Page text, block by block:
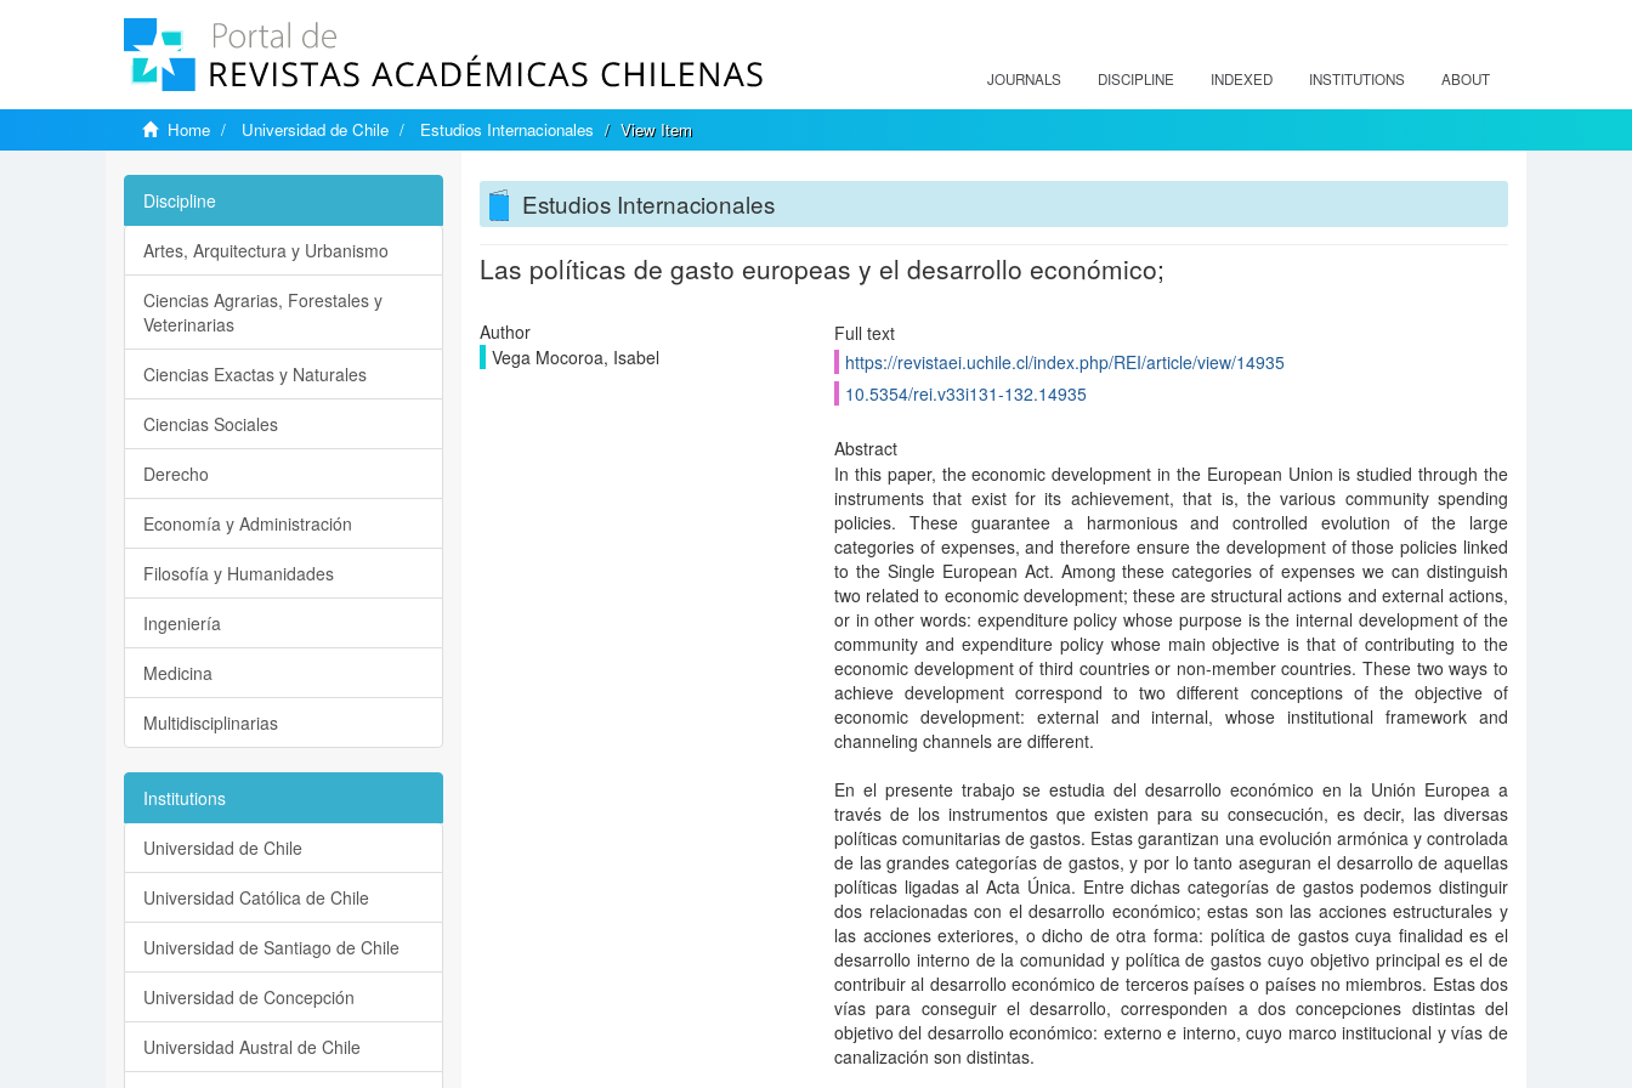
JOURNALS DISCIPLINE INDEXED INSTITUTIONS ABOUT
Home Universidad de Chile Estudios Internacionales View Item
Estudios Internacionales
Las políticas de gasto europeas y el desarrollo económico;
Author
Vega Mocoroa, Isabel
Full text
https://revistaei.uchile.cl/index.php/REI/article/view/14935
10.5354/rei.v33i131-132.14935
Abstract
In this paper, the economic development in the European Union is studied through the
instruments that exist for its achievement, that is, the various community spending
policies. These guarantee a harmonious and controlled evolution of the large
categories of expenses, and therefore ensure the development of those policies linked
to the Single European Act. Among these categories of expenses we can distinguish
two related to economic development; these are structural actions and external actions,
or in other words: expenditure policy whose purpose is the internal development of the
community and expenditure policy whose main objective is that of contributing to the
economic development of third countries or non-member countries. These two ways to
achieve development correspond to two different conceptions of the objective of
economic development: external and internal, whose institutional framework and
channeling channels are different.
En el presente trabajo se estudia del desarrollo económico en la Unión Europea a
través de los instrumentos que existen para su consecución, es decir, las diversas
políticas comunitarias de gastos. Estas garantizan una evolución armónica y controlada
de las grandes categorías de gastos, y por lo tanto aseguran el desarrollo de aquellas
políticas ligadas al Acta Única. Entre dichas categorías de gastos podemos distinguir
dos relacionadas con el desarrollo económico; estas son las acciones estructurales y
las acciones exteriores, o dicho de otra forma: política de gastos cuya finalidad es el
desarrollo interno de la comunidad y política de gastos cuyo objetivo principal es el de
contribuir al desarrollo económico de terceros países o países no miembros. Estas dos
vías para conseguir el desarrollo, corresponden a dos concepciones distintas del
objetivo del desarrollo económico: externo e interno, cuyo marco institucional y vías de
canalización son distintas.
Discipline
Artes, Arquitectura y Urbanismo
Ciencias Agrarias, Forestales y
Veterinarias
Ciencias Exactas y Naturales
Ciencias Sociales
Derecho
Economía y Administración
Filosofía y Humanidades
Ingeniería
Medicina
Multidisciplinarias
Institutions
Universidad de Chile
Universidad Católica de Chile
Universidad de Santiago de Chile
Universidad de Concepción
Universidad Austral de Chile